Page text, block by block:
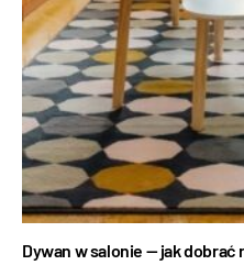
Dywan w salonie — jak dobrać